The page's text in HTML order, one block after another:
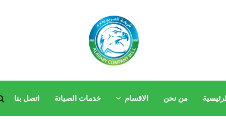
الرئيسية من نحن الاقسام خدمات الصيانة اتصل بنا